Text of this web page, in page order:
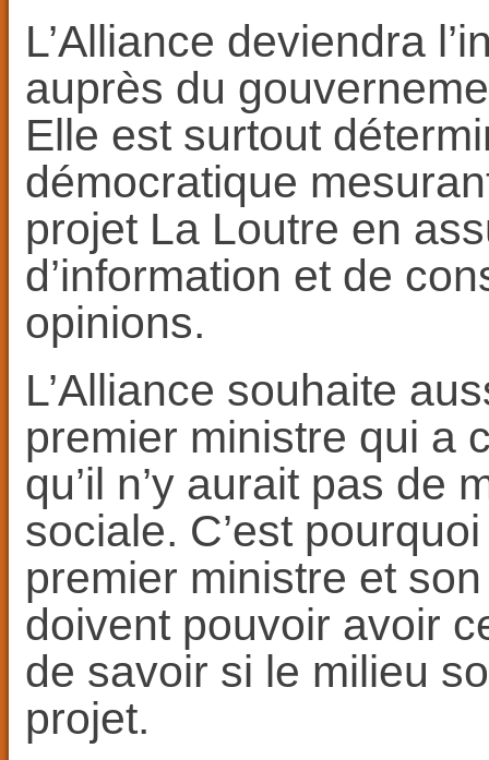
L’Alliance deviendra
auprès du
Elle est surtout
démocratique
projet La Loutre en
d’information et de
opinions.
L’Alliance souhaite
premier ministre qui a
qu’il n’y aurait pas de
sociale. C’est
premier ministre et
doivent pouvoir avoir
de savoir si le milieu
projet.